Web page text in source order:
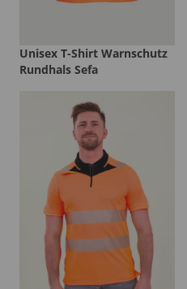
Unisex T-Shirt Warnschutz
Rundhals Sefa